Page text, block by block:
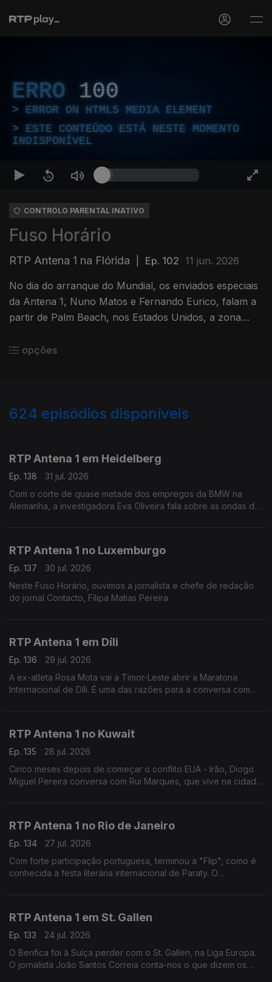
ERRO 100
ERROR ON HTML5 MEDIA ELEMENT
ESTE CONTEÚDO ESTÁ NESTE MOMENTO
INDISPONÍVEL
CONTROLO PARENTAL INATIVO
Fuso Horário
RTP Antena 1 na Flórida Ep. 102 11 jun. 2026
No dia do arranque do Mundial, os enviados especiais
da Antena 1, Nuno Matos e Fernando Eurico, falam a
partir de Palm Beach, nos Estados Unidos, a zona
Eduarda Maio.
opções
624 episódios disponíveis
RTP Antena 1 em Heidelberg
Ep. 138
31 jul. 2026
Com o corte de quase metade dos empregos da BMW na
Alemanha, a investigadora Eva Oliveira fala sobre as ondas de
RTP Antena 1 no Luxemburgo
Ep. 137
30 jul. 2026
Neste Fuso Horário, ouvimos a jornalista e chefe de redação
do jornal Contacto, Filipa Matias Pereira
RTP Antena 1 em Díli
Ep. 136
29 jul. 2026
A ex-atleta Rosa Mota vai a Timor-Leste abrir a Maratona
Internacional de Díli. É uma das razões para a conversa com
RTP Antena 1 no Kuwait
Ep. 135
28 jul. 2026
Cinco meses depois de começar o conflito EUA - Irão, Diogo
Miguel Pereira conversa com Rui Marques, que vive na cidade
RTP Antena 1 no Rio de Janeiro
Ep. 134
27 jul. 2026
Com forte participação portuguesa, terminou a "Flip", como é
conhecida a festa literária internacional de Paraty. O
RTP Antena 1 em St. Gallen
Ep. 133
24 jul. 2026
O Benfica foi à Suíça perder com o St. Gallen, na Liga Europa.
O jornalista João Santos Correia conta-nos o que dizem os